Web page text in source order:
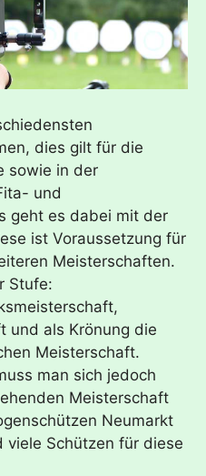
dies gilt für die
sowie in der
und
geht es dabei mit der
ist Voraussetzung für
Meisterschaften.
Stufe:
und als Krönung die
Meisterschaft.
man sich jedoch
Meisterschaft
Neumarkt
viele Schützen für diese